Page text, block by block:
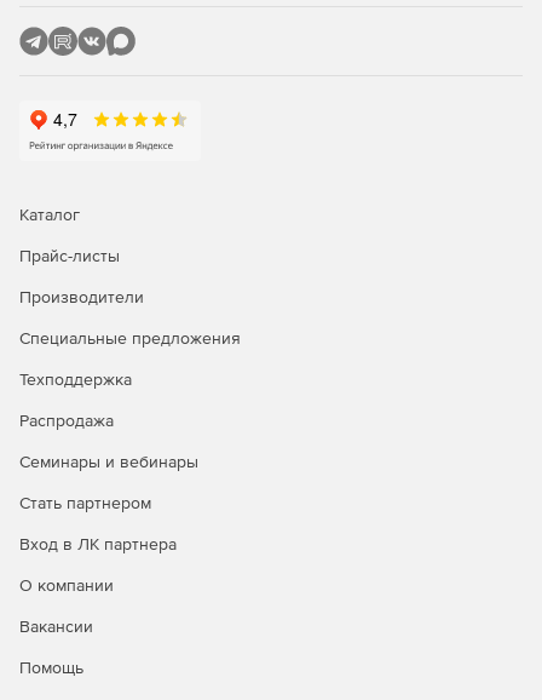
Каталог
Прайс-листы
Производители
Специальные предложения
Техподдержка
Распродажа
Семинары и вебинары
Стать партнером
Вход в ЛК партнера
О компании
Вакансии
Помощь